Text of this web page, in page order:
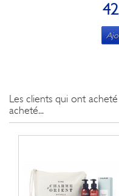
Les clients qui ont
acheté...